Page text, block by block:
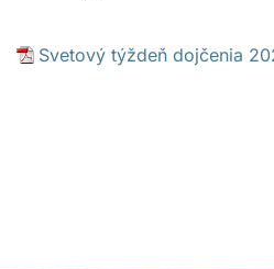
Svetový týždeň dojčenia